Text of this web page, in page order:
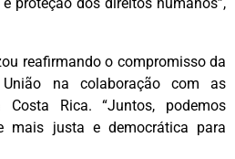
reafirmando o compromisso da
na colaboração com as
Rica. “Juntos, podemos
mais justa e democrática para